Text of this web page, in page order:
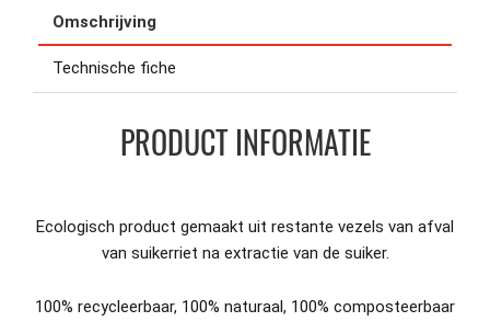
Omschrijving
Technische fiche
PRODUCT INFORMATIE
Ecologisch product gemaakt uit restante vezels van afval
van suikerriet na extractie van de suiker.
100% recycleerbaar, 100% naturaal, 100% composteerbaar